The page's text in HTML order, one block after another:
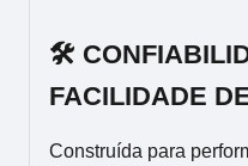
🛠
FACILIDADE
Construída para